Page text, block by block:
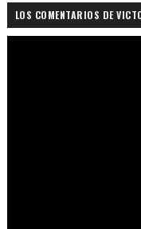
LOS COMENTARIOS DE